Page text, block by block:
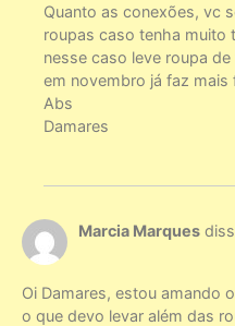
Quanto as conexões, vc
roupas caso tenha muito
nesse caso leve roupa
em novembro já faz mais
Abs
Damares
Marcia Marques
Oi Damares, estou amando
o que devo levar além das